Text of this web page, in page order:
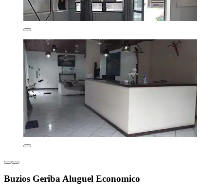
Buzios Geriba Aluguel Economico